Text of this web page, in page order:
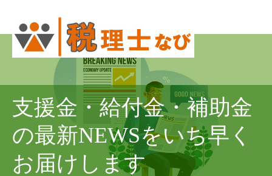
支援金・給付金・補助金
の最新NEWSをいち早く
お届けします